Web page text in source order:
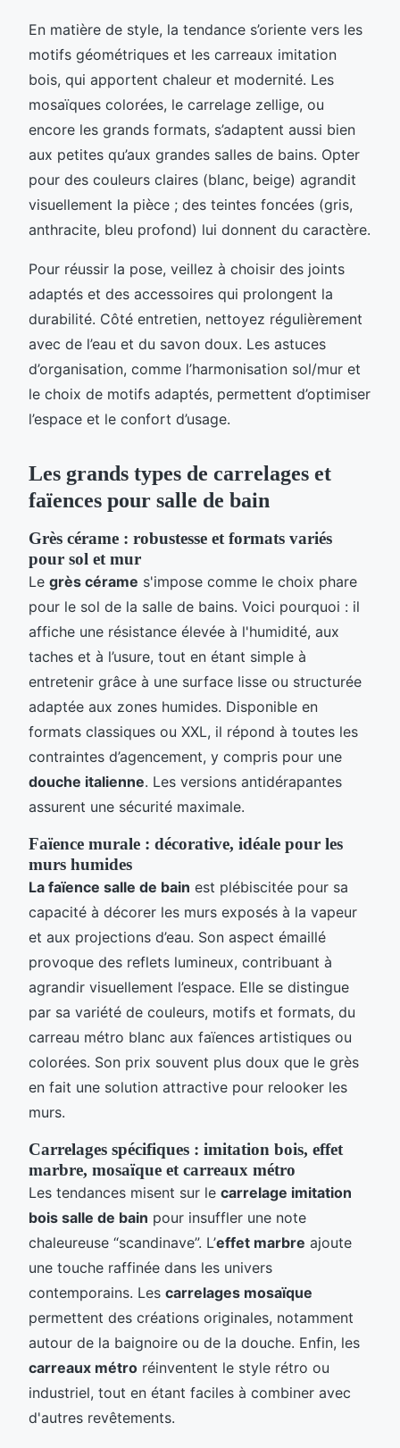
En matière de style, la tendance s’oriente vers les
motifs géométriques et les carreaux imitation
bois, qui apportent chaleur et modernité. Les
mosaïques colorées, le carrelage zellige, ou
encore les grands formats, s’adaptent aussi bien
aux petites qu’aux grandes salles de bains. Opter
pour des couleurs claires (blanc, beige) agrandit
visuellement la pièce ; des teintes foncées (gris,
anthracite, bleu profond) lui donnent du caractère.
Pour réussir la pose, veillez à choisir des joints
adaptés et des accessoires qui prolongent la
durabilité. Côté entretien, nettoyez régulièrement
avec de l’eau et du savon doux. Les astuces
d’organisation, comme l’harmonisation sol/mur et
le choix de motifs adaptés, permettent d’optimiser
l’espace et le confort d’usage.
Les grands types de carrelages et
faïences pour salle de bain
Grès cérame : robustesse et formats variés
pour sol et mur
Le grès cérame s'impose comme le choix phare
pour le sol de la salle de bains. Voici pourquoi : il
affiche une résistance élevée à l'humidité, aux
taches et à l’usure, tout en étant simple à
entretenir grâce à une surface lisse ou structurée
adaptée aux zones humides. Disponible en
formats classiques ou XXL, il répond à toutes les
contraintes d’agencement, y compris pour une
douche italienne. Les versions antidérapantes
assurent une sécurité maximale.
Faïence murale : décorative, idéale pour les
murs humides
La faïence salle de bain est plébiscitée pour sa
capacité à décorer les murs exposés à la vapeur
et aux projections d’eau. Son aspect émaillé
provoque des reflets lumineux, contribuant à
agrandir visuellement l’espace. Elle se distingue
par sa variété de couleurs, motifs et formats, du
carreau métro blanc aux faïences artistiques ou
colorées. Son prix souvent plus doux que le grès
en fait une solution attractive pour relooker les
murs.
Carrelages spécifiques : imitation bois, effet
marbre, mosaïque et carreaux métro
Les tendances misent sur le carrelage imitation
bois salle de bain pour insuffler une note
chaleureuse “scandinave”. L’effet marbre ajoute
une touche raffinée dans les univers
contemporains. Les carrelages mosaïque
permettent des créations originales, notamment
autour de la baignoire ou de la douche. Enfin, les
carreaux métro réinventent le style rétro ou
industriel, tout en étant faciles à combiner avec
d'autres revêtements.